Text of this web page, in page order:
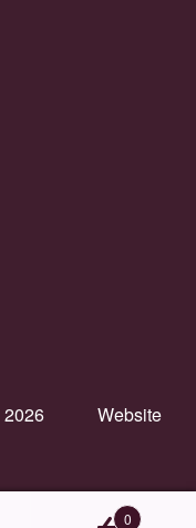
2026
Website
0